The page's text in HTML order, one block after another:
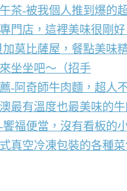
茶-被我個人推到爆的
門店，這裡美味很剛
莫比薩屋，餐點美味
坐坐吧～（招手
-阿奇師牛肉麵，超人
最有溫度也最美味的
福便當，沒有看板的
真空冷凍包裝的各種菜